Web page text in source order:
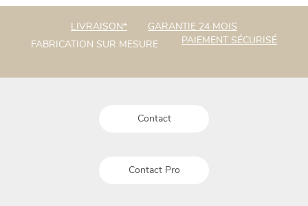
Les
être
sur
LIVRAISON*
GARANTIE 24 MOIS
FABRICATION SUR MESURE
PAIEMENT SÉCURISÉ
Contact
Contact Pro